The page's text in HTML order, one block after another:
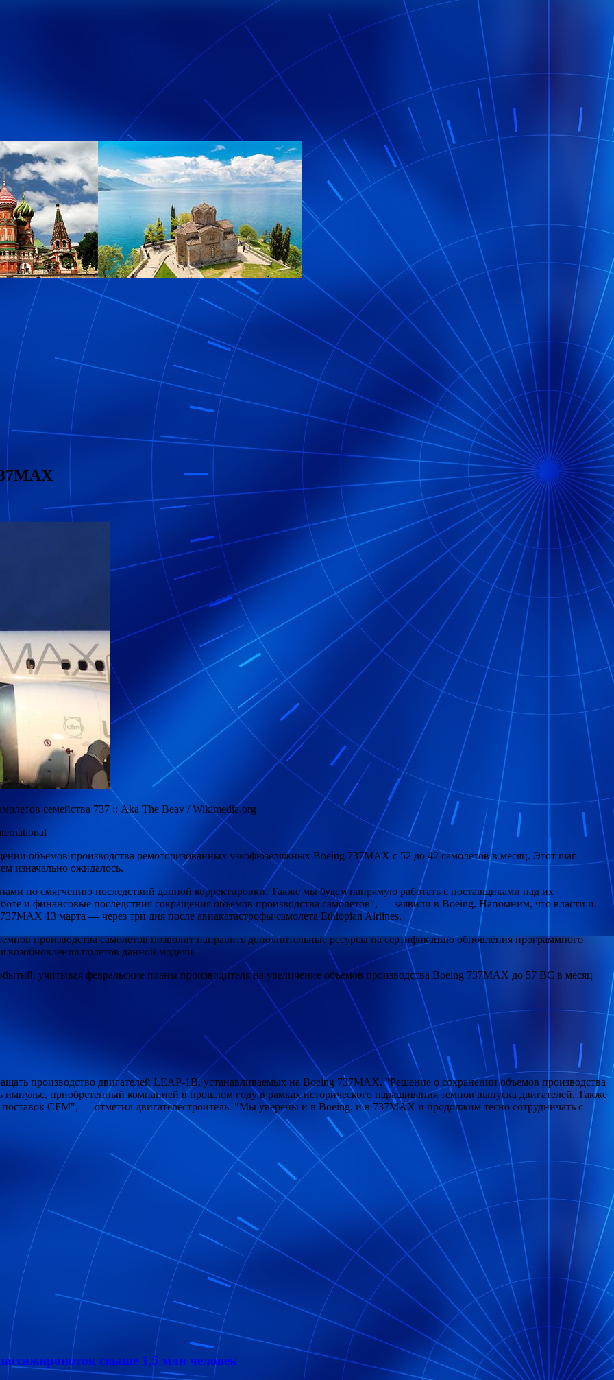
семейства 737 :: Aka The Beav / Wikimedia.org
объемов производства ремоторизованных узкофюзеляжных Boeing 737MAX с 52 до 42 самолетов в месяц. Этот шаг
изначально ожидалось.
по смягчению последствий данной корректировки. Также мы будем напрямую работать с поставщиками над их
и финансовые последствия сокращения объемов производства самолетов", — заявили в Boeing. Напомним, что власти и
13 марта — через три дня после авиакатастрофы самолета Ethiopian Airlines.
производства самолетов позволит направить дополнительные ресурсы на сертификацию обновления программного
полетов данной модели.
учитывая февральские планы производителя на увеличение объемов производства Boeing 737MAX до 57 ВС в месяц
производство двигателей LEAP-1B, устанавливаемых на Boeing 737MAX. "Решение о сохранении объемов производства
импульс, приобретенный компанией в прошлом году в рамках исторического наращивания темпов выпуска двигателей. Также
поставок CFM", — отметил двигателестроитель. "Мы уверены и в Boeing, и в 737MAX и продолжим тесно сотрудничать с
свыше 1,5 млн человек